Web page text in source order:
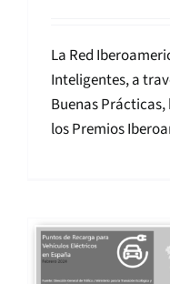
La Red
Inteligentes, a
Buenas
los Premios